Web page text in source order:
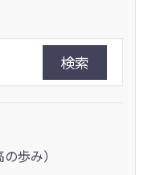
検索
歩み）